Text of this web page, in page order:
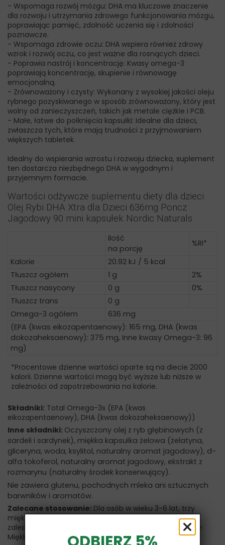
- Wspomaga rozwój mózgu: DHA ma kluczowe znaczenie
dla rozwoju i utrzymania zdrowego funkcjonowania mózgu,
poprawiając pamięć, zdolność uczenia się i zdolności
poznawcze.
- Wspomaga zdrowie oczu: DHA wspiera również zdrowy
wzrok i rozwój oczu, co jest ważne dla rosnących dzieci.
- Poprawia nastrój i koncentrację: Kwasy omega-3
poprawiają koncentrację, skupienie i równowagę
emocjonalną.
- Zrównoważony i czysty: Wykonany z wysokiej jakości oleju
rybnego pozyskiwanego w sposób zrównoważony, który jest
wolny od zanieczyszczeń, takich jak metale ciężkie i PCB.
- Małe, łatwe do połknięcia kapsułki: Idealne dla dzieci,
zwłaszcza tych, które mają trudności z przyjmowaniem
większych tabletek.
Idealny do wspierania wzrostu i rozwoju dziecka, suplement
ten dostarcza niezbędnego DHA w wygodnym i
przyjemnym formacie.
Wartości odżywcze suplementu diety dla dzieci
Olej Rybi DHA Xtra dla Dzieci 636mg Poncz
Jagodowy 90 mini kapsułek Nordic Naturals
Ilość
na porcję
%RI*
Kalorie
20.92 kJ / 5 kcal
Tłuszcz ogółem
1 g
2%
Tłuszcz nasycony
0 g
0%
Tłuszcz trans
0 g
Omega-3 ogółem
636 mg
(EPA (kwas eikozapentaenowy): 165 mg, DHA (kwas
dokozaheksaenowy): 375 mg, Inne kwasy Omega-3: 96
mg)
*Procentowe dzienne wartości oparte są na diecie 2000
kalorii. Dzienne wartości mogą być wyższe lub niższe w
zależności od zapotrzebowania na kalorie.
Składniki: Total Omega-3s (EPA (kwas
eikozapentaenowy), DHA (kwas dokozaheksaenowy))
Inne składniki: Oczyszczony olej z ryb głębinowych (z
sardeli i sardynek), miękka kapsułka żelowa (żelatyna,
gliceryna, woda, ksylitol, naturalny aromat jagodowy), d-
alfa tokoferol, naturalny aromat jagodowy, ekstrakt z
rozmarynu (naturalny środek konserwujący).
Nie zawiera glutenu, pochodnych mleka ani sztucznych
barwników i aromatów.
Zalecane stosowanie:Dla osób w wieku 3-6 lat, trzy
miękkie żele dziennie, z jedzeniem lub zgodnie z
zaleceniami pracownika służby zdrowia lub farmaceuty.
Miękkie żele można żuć lub połykać.